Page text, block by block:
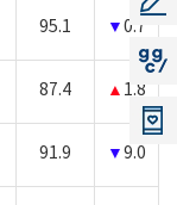
지지
95.1 ▼0.7
87.4 ▲ 1.8
91.9 ▼9.0